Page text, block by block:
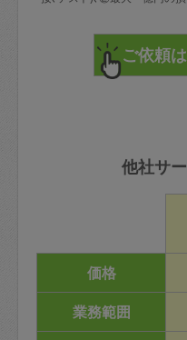
他社サ
価格
業務範囲